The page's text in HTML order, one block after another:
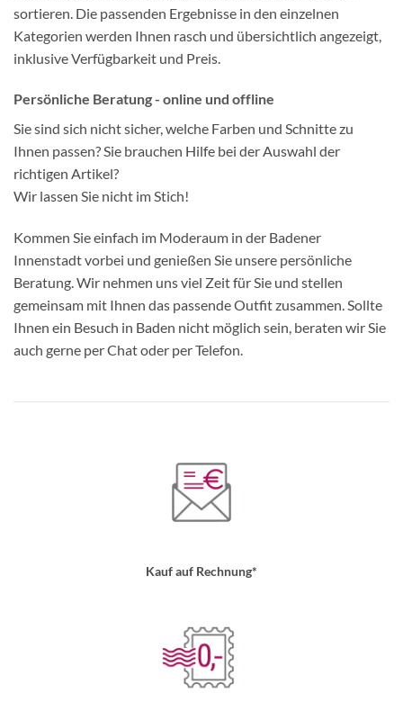
sortieren. Die passenden Ergebnisse in den einzelnen
Kategorien werden Ihnen rasch und übersichtlich angezeigt,
inklusive Verfügbarkeit und Preis.
Persönliche Beratung - online und offline
Sie sind sich nicht sicher, welche Farben und Schnitte zu
Ihnen passen? Sie brauchen Hilfe bei der Auswahl der
richtigen Artikel?
Wir lassen Sie nicht im Stich!
Kommen Sie einfach im Moderaum in der Badener
Innenstadt vorbei und genießen Sie unsere persönliche
Beratung. Wir nehmen uns viel Zeit für Sie und stellen
gemeinsam mit Ihnen das passende Outfit zusammen. Sollte
Ihnen ein Besuch in Baden nicht möglich sein, beraten wir Sie
auch gerne per Chat oder per Telefon.
Kauf auf Rechnung*